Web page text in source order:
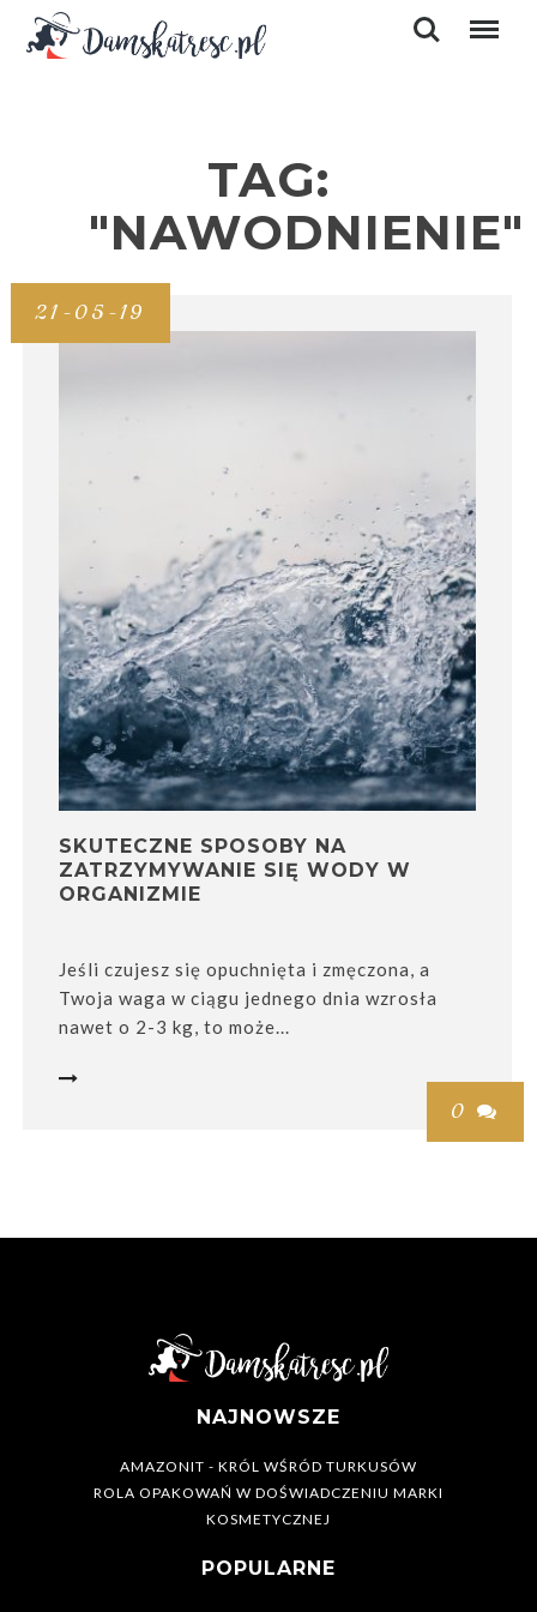
TAG:
"NAWODNIENIE"
21-05-19
0 
SKUTECZNE SPOSOBY NA
ZATRZYMYWANIE SIĘ WODY W
ORGANIZMIE
Jeśli czujesz się opuchnięta i zmęczona, a
Twoja waga w ciągu jednego dnia wzrosła
nawet o 2-3 kg, to może...

NAJNOWSZE
AMAZONIT - KRÓL WŚRÓD TURKUSÓW
ROLA OPAKOWAŃ W DOŚWIADCZENIU MARKI
KOSMETYCZNEJ
POPULARNE